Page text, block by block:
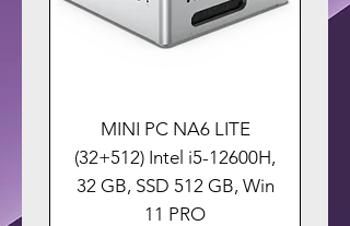
MINI PC NA6 LITE
(32+512) Intel i5-12600H,
32 GB, SSD 512 GB, Win
11 PRO